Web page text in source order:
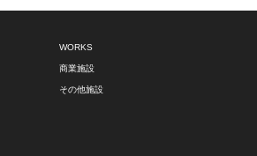
WORKS
商業施設
その他施設